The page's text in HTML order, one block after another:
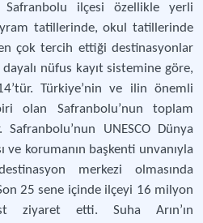
Safranbolu ilçesi özellikle yerli
tatillerinde, okul tatillerinde
çok tercih ettiği destinasyonlar
dayalı nüfus kayıt sistemine göre,
Türkiye’nin ve ilin önemli
olan Safranbolu’nun toplam
UNESCO Dünya
ve korumanın başkenti unvanıyla
merkezi olmasında
25 sene içinde ilçeyi 16 milyon
ziyaret etti. Suha Arın’ın